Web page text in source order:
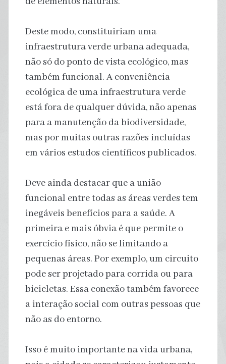
Deste modo, constituiriam uma
infraestrutura verde urbana adequada,
não só do ponto de vista ecológico, mas
também funcional. A conveniência
ecológica de uma infraestrutura verde
está fora de qualquer dúvida, não apenas
para a manutenção da biodiversidade,
mas por muitas outras razões incluídas
em vários estudos científicos publicados.
Deve ainda destacar que a união
funcional entre todas as áreas verdes tem
inegáveis ​​benefícios para a saúde. A
primeira e mais óbvia é que permite o
exercício físico, não se limitando a
pequenas áreas. Por exemplo, um circuito
pode ser projetado para corrida ou para
bicicletas. Essa conexão também favorece
a interação social com outras pessoas que
não as do entorno.
Isso é muito importante na vida urbana,